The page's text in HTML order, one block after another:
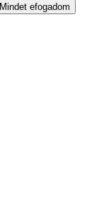
Mindet efogadom